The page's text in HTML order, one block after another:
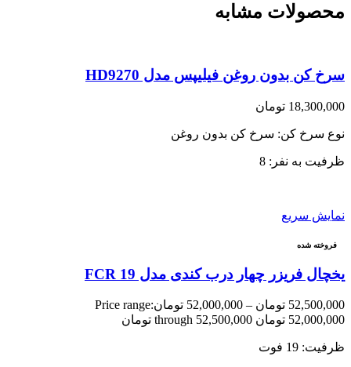
محصولات مشابه
سرخ کن بدون روغن فیلیپس مدل HD9270
18,300,000 تومان
نوع سرخ کن: سرخ کن بدون روغن
ظرفیت به نفر: 8
نمایش سریع
فروخته شده
یخچال فریزر چهار درب کندی مدل FCR 19
52,500,000 تومان –
52,000,000 تومانPrice range:
52,000,000 تومان through 52,500,000 تومان
ظرفیت: 19 فوت